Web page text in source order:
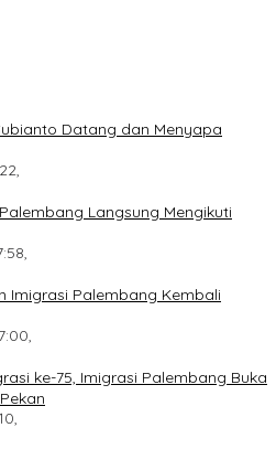
Datang dan Menyapa
Langsung Mengikuti
Imigrasi Palembang Kembali
ke-75, Imigrasi Palembang Buka